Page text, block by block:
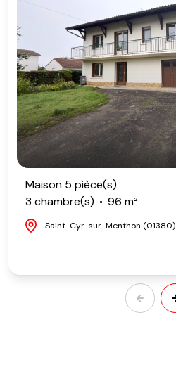
Maison 5 pièce(s)
3 chambre(s)
96 m²
Saint-Cyr-sur-Menthon (01380)